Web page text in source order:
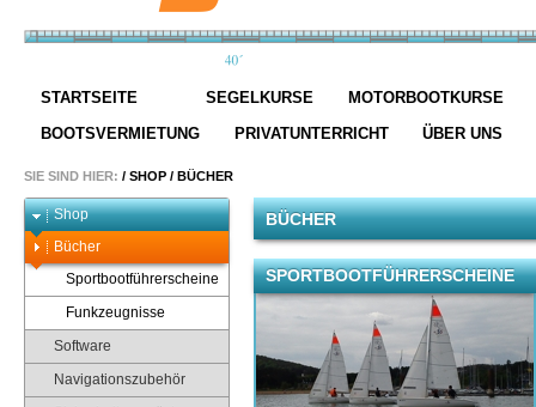
STARTSEITE SEGELKURSE MOTORBOOTKURSE
BOOTSVERMIETUNG PRIVATUNTERRICHT ÜBER UNS
SIE SIND HIER: / SHOP / BÜCHER
Shop
Bücher
Sportbootführerscheine
Funkzeugnisse
Software
Navigationszubehör
BÜCHER
SPORTBOOTFÜHRERSCHEINE